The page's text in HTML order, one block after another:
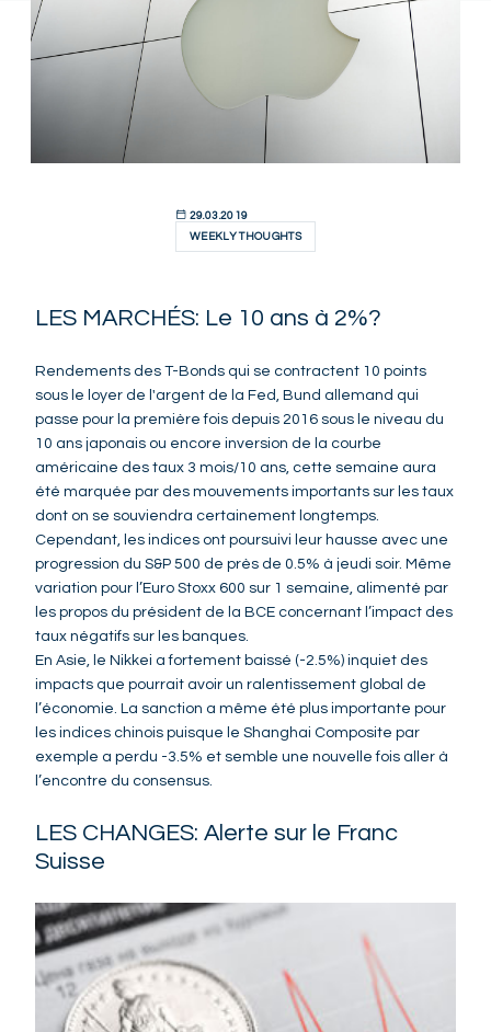
29.03.2019
WEEKLY THOUGHTS
LES MARCHÉS: Le 10 ans à 2%?
Rendements des T-Bonds qui se contractent 10 points
sous le loyer de l'argent de la Fed, Bund allemand qui
passe pour la première fois depuis 2016 sous le niveau du
10 ans japonais ou encore inversion de la courbe
américaine des taux 3 mois/10 ans, cette semaine aura
été marquée par des mouvements importants sur les taux
dont on se souviendra certainement longtemps.
Cependant, les indices ont poursuivi leur hausse avec une
progression du S&P 500 de près de 0.5% à jeudi soir. Même
variation pour l’Euro Stoxx 600 sur 1 semaine, alimenté par
les propos du président de la BCE concernant l’impact des
taux négatifs sur les banques.
En Asie, le Nikkei a fortement baissé (-2.5%) inquiet des
impacts que pourrait avoir un ralentissement global de
l’économie. La sanction a même été plus importante pour
les indices chinois puisque le Shanghai Composite par
exemple a perdu -3.5% et semble une nouvelle fois aller à
l’encontre du consensus.
LES CHANGES: Alerte sur le Franc
Suisse